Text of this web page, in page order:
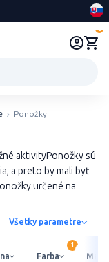
Ponožky
aktivityPonožky sú
a preto by mali byť
určené na
Všetky parametre
Farba